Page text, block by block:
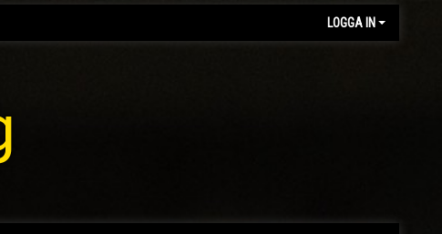
LOGGA IN